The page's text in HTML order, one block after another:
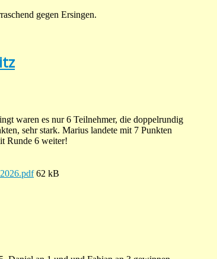
gegen Ersingen.
waren es nur 6 Teilnehmer, die doppelrundig
sehr stark. Marius landete mit 7 Punkten
Runde 6 weiter!
62 kB